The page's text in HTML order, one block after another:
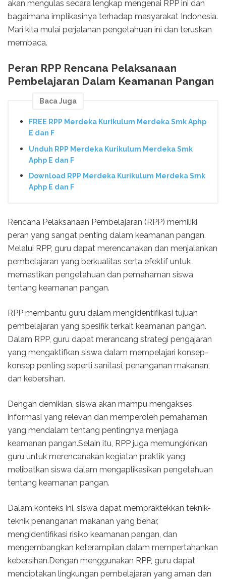
akan mengulas secara lengkap mengenai RPP ini dan
bagaimana implikasinya terhadap masyarakat Indonesia.
Mari kita mulai perjalanan pengetahuan ini dan teruskan
membaca.
Peran RPP Rencana Pelaksanaan
Pembelajaran Dalam Keamanan Pangan
Baca Juga
FREE RPP Merdeka Kurikulum Merdeka Smk Aphp
E dan F
Unduh RPP Merdeka Kurikulum Merdeka Smk
Aphp E dan F
Download RPP Merdeka Kurikulum Merdeka Smk
Aphp E dan F
Rencana Pelaksanaan Pembelajaran (RPP) memiliki
peran yang sangat penting dalam keamanan pangan.
Melalui RPP, guru dapat merencanakan dan menjalankan
pembelajaran yang berkualitas serta efektif untuk
memastikan pengetahuan dan pemahaman siswa
tentang keamanan pangan.
RPP membantu guru dalam mengidentifikasi tujuan
pembelajaran yang spesifik terkait keamanan pangan.
Dalam RPP, guru dapat merancang strategi pengajaran
yang mengaktifkan siswa dalam mempelajari konsep-
konsep penting seperti sanitasi, penanganan makanan,
dan kebersihan.
Dengan demikian, siswa akan mampu mengakses
informasi yang relevan dan memperoleh pemahaman
yang mendalam tentang pentingnya menjaga
keamanan pangan.Selain itu, RPP juga memungkinkan
guru untuk merencanakan kegiatan praktik yang
melibatkan siswa dalam mengaplikasikan pengetahuan
tentang keamanan pangan.
Dalam konteks ini, siswa dapat mempraktekkan teknik-
teknik penanganan makanan yang benar,
mengidentifikasi risiko keamanan pangan, dan
mengembangkan keterampilan dalam mempertahankan
kebersihan.Dengan menggunakan RPP, guru dapat
menciptakan lingkungan pembelajaran yang aman dan